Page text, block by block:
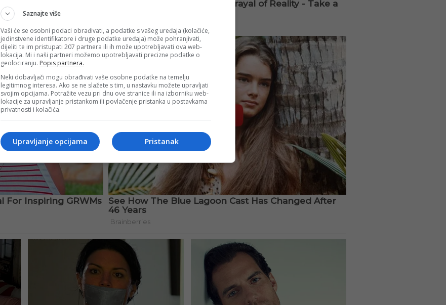
Saznajte više
Vaši će se osobni podaci obrađivati, a podatke s vašeg uređaja (kolačiće,
jedinstvene identifikatore i druge podatke uređaja) može pohranjivati,
dijeliti te im pristupati 207 partnera ili ih može upotrebljavati ova web-
lokacija. Mi i naši partneri možemo upotrebljavati precizne podatke o
geolociranju. Popis partnera.
Neki dobavljači mogu obrađivati vaše osobne podatke na temelju
legitimnog interesa. Ako se ne slažete s tim, u nastavku možete upravljati
svojim opcijama. Potražite vezu pri dnu ove stranice ili na izborniku web-
lokacije za upravljanje pristankom ili povlačenje pristanka u postavkama
privatnosti i kolačića.
Pristanak
Upravljanje opcijama